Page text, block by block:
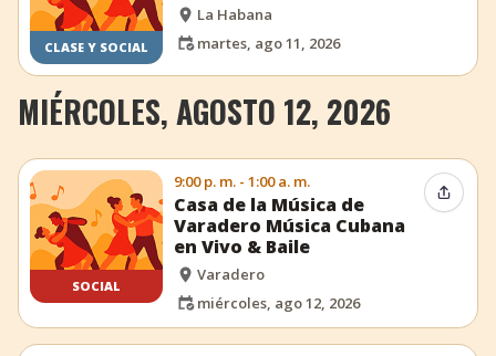
CLASE Y SOCIAL
La Habana
martes, ago 11, 2026
MIÉRCOLES, AGOSTO 12, 2026
SOCIAL
9:00 p. m. - 1:00 a. m.
Casa de la Música de
Varadero Música Cubana
en Vivo & Baile
Varadero
miércoles, ago 12, 2026